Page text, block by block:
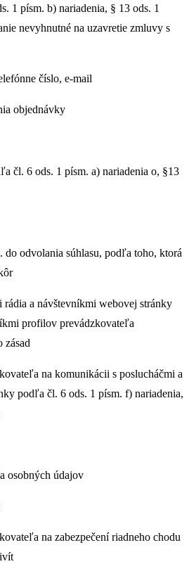
1 písm. b) nariadenia, § 13 ods. 1
nevyhnutné na uzavretie zmluvy s
číslo, e-mail
objednávky
čl. 6 ods. 1 písm. a) nariadenia o, §13
do odvolania súhlasu, podľa toho, ktorá
rádia a návštevníkmi webovej stránky
profilov prevádzkovateľa
zásad
na komunikácii s poslucháčmi a
podľa čl. 6 ods. 1 písm. f) nariadenia,
osobných údajov
na zabezpečení riadneho chodu